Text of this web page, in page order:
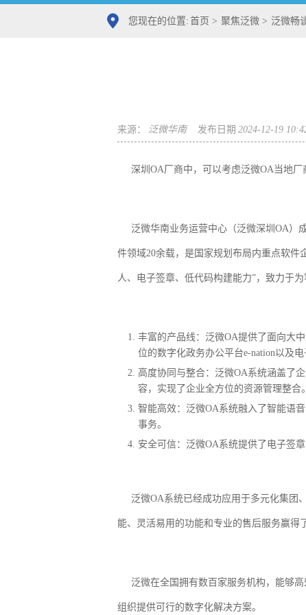
您现在的位置: 首页 > 聚焦泛微 > 泛微畅
来源： 泛微华南 发布日期 2024-12-19
深圳OA厂商中，可以考虑泛微OA当地厂
泛微华南业务运营中心（泛微深圳OA）
件领域20余载，是国家规划布局内重点软件
人、电子签章、低代码构建能力”，致力于
丰富的产品线 ：泛微OA提供了面向大
位的数字化政务办公平台e-nation以及
高度协同与整合：泛微OA系统涵盖了
容，实现了企业全方位的资源管理整合
智能高效：泛微OA系统融入了智能语
事务。
安全可信：泛微OA系统提供了电子签
泛微OA系统已经成功应用于多元化集团
能、灵活易用的功能和专业的售后服务赢得
泛微在全国拥有数百家服务机构，能够
组织提供可行的数字化解决方案。